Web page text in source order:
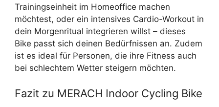
Trainingseinheit im Homeoffice machen
möchtest, oder ein intensives Cardio-Workout in
dein Morgenritual integrieren willst – dieses
Bike passt sich deinen Bedürfnissen an. Zudem
ist es ideal für Personen, die ihre Fitness auch
bei schlechtem Wetter steigern möchten.
Fazit zu MERACH Indoor Cycling Bike